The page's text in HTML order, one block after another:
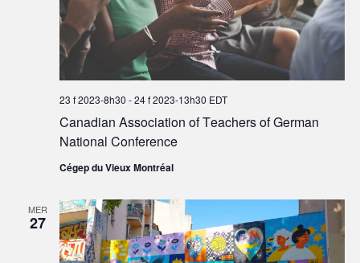
Canadian Association of Teachers of German
National Conference
23 f 2023-8h30 -24 f 2023-13h30 EDT
Cégep du Vieux Montréal
MER
27